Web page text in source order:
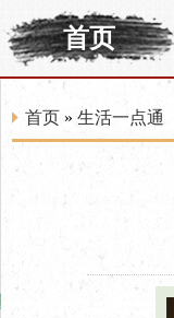
首页
首页 » 生活一点通